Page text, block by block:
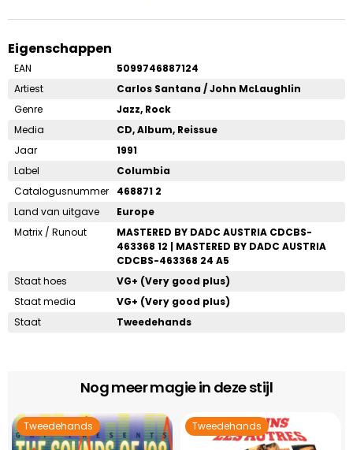
Eigenschappen
EAN
5099746887124
Artiest
Carlos Santana / John McLaughlin
Genre
Jazz, Rock
Media
CD, Album, Reissue
Jaar
1991
Label
Columbia
Catalogusnummer
468871 2
Land van uitgave
Europe
Matrix / Runout
MASTERED BY DADC AUSTRIA CDCBS-
463368 12 | MASTERED BY DADC AUSTRIA
CDCBS-463368 24 A5
Staat hoes
VG+ (Very good plus)
Staat media
VG+ (Very good plus)
Staat
Tweedehands
Nog meer magie in deze stijl
Tweedehands Tweedehands